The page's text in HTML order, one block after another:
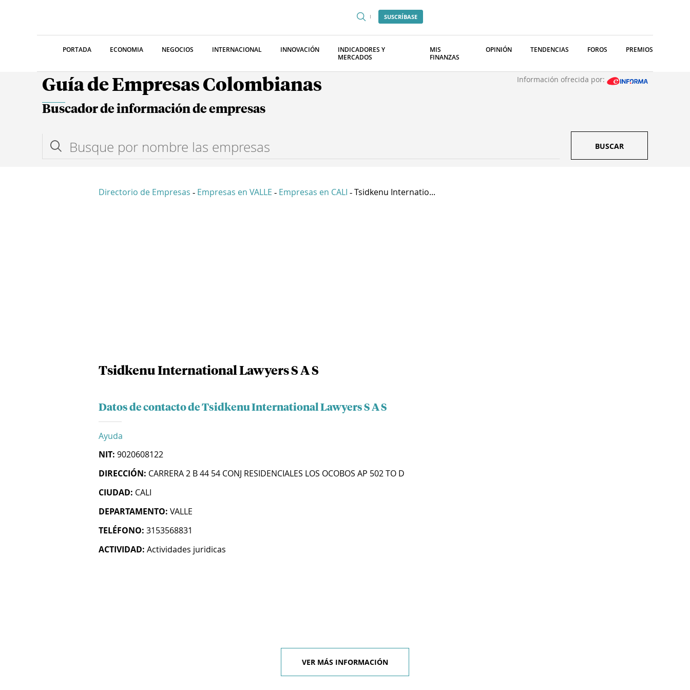
SUSCRÍBASE
PORTADA ECONOMIA NEGOCIOS INTERNACIONAL INNOVACIÓN
INDICADORES Y
MERCADOS
MIS
FINANZAS
OPINIÓN TENDENCIAS FOROS PREMIOS
Guía de Empresas Colombianas Información ofrecida por:
Buscador de información de empresas
BUSCAR
Directorio de Empresas - Empresas en VALLE - Empresas en CALI - Tsidkenu Internatio...
Tsidkenu International Lawyers S A S
Datos de contacto de Tsidkenu International Lawyers S A S
Ayuda
NIT: 9020608122
DIRECCIÓN: CARRERA 2 B 44 54 CONJ RESIDENCIALES LOS OCOBOS AP 502 TO D
CIUDAD: CALI
DEPARTAMENTO: VALLE
TELÉFONO: 3153568831
ACTIVIDAD: Actividades juridicas
VER MÁS INFORMACIÓN